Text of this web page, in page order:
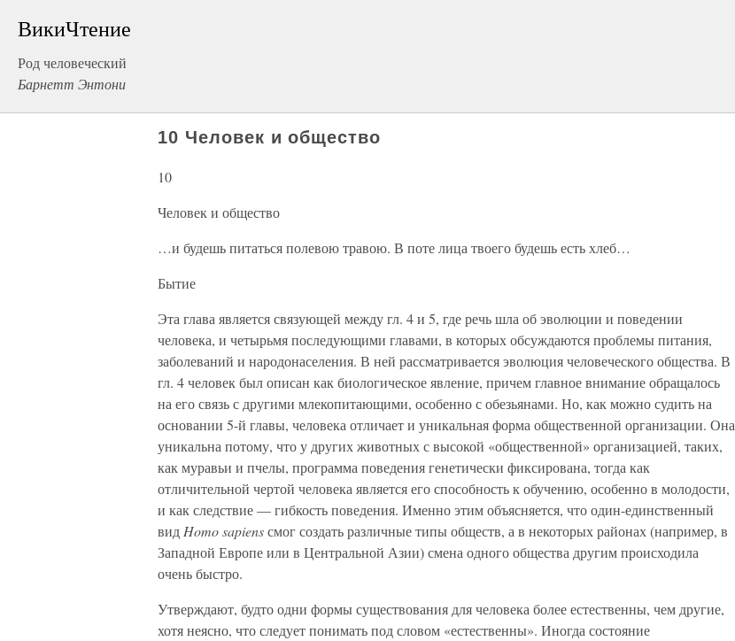
ВикиЧтение
Род человеческий
Барнетт Энтони
10 Человек и общество
10
Человек и общество
…и будешь питаться полевою травою. В поте лица твоего будешь есть хлеб…
Бытие
Эта глава является связующей между гл. 4 и 5, где речь шла об эволюции и поведении
человека, и четырьмя последующими главами, в которых обсуждаются проблемы питания,
заболеваний и народонаселения. В ней рассматривается эволюция человеческого общества. В
гл. 4 человек был описан как биологическое явление, причем главное внимание обращалось
на его связь с другими млекопитающими, особенно с обезьянами. Но, как можно судить на
основании 5-й главы, человека отличает и уникальная форма общественной организации. Она
уникальна потому, что у других животных с высокой «общественной» организацией, таких,
как муравьи и пчелы, программа поведения генетически фиксирована, тогда как
отличительной чертой человека является его способность к обучению, особенно в молодости,
и как следствие — гибкость поведения. Именно этим объясняется, что один-единственный
вид Homo sapiensсмог создать различные типы обществ, а в некоторых районах (например, в
Западной Европе или в Центральной Азии) смена одного общества другим происходила
очень быстро.
Утверждают, будто одни формы существования для человека более естественны, чем другие,
хотя неясно, что следует понимать под словом «естественны». Иногда состояние